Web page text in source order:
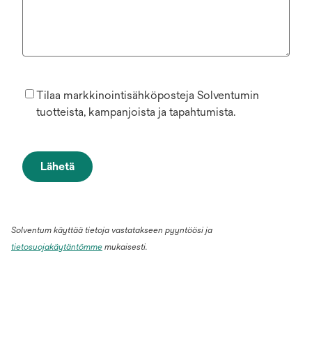
Tilaa markkinointisähköposteja Solventumin
tuotteista, kampanjoista ja tapahtumista.
Lähetä
Solventum käyttää tietoja vastatakseen pyyntöösi ja
tietosuojakäytäntömme mukaisesti.